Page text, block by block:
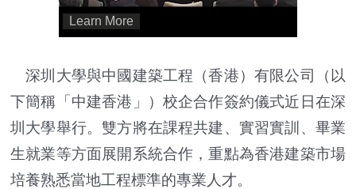
深圳大學與中國建築工程（香港）有限公司（以
下簡稱「中建香港」）校企合作簽約儀式近日在深
圳大學舉行。雙方將在課程共建、實習實訓、畢業
生就業等方面展開系統合作，重點為香港建築市場
培養熟悉當地工程標準的專業人才。